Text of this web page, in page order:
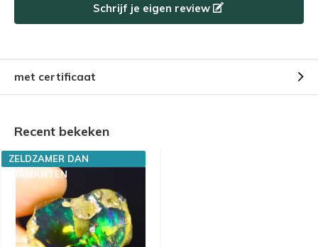
Schrijf je eigen review
met certificaat
Recent bekeken
ZELDZAMER DAN
DIAMANTEN